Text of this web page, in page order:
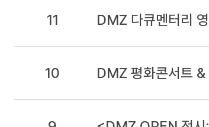
11 DMZ 다큐멘터리
10 DMZ 평화콘서트 &